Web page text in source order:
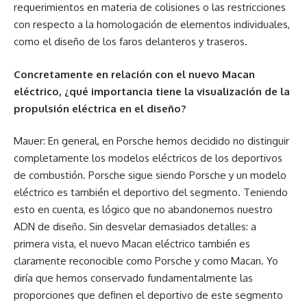
requerimientos en materia de colisiones o las restricciones
con respecto a la homologación de elementos individuales,
como el diseño de los faros delanteros y traseros.
Concretamente en relación con el nuevo Macan
eléctrico, ¿qué importancia tiene la visualización de la
propulsión eléctrica en el diseño?
Mauer: En general, en Porsche hemos decidido no distinguir
completamente los modelos eléctricos de los deportivos
de combustión. Porsche sigue siendo Porsche y un modelo
eléctrico es también el deportivo del segmento. Teniendo
esto en cuenta, es lógico que no abandonemos nuestro
ADN de diseño. Sin desvelar demasiados detalles: a
primera vista, el nuevo Macan eléctrico también es
claramente reconocible como Porsche y como Macan. Yo
diría que hemos conservado fundamentalmente las
proporciones que definen el deportivo de este segmento